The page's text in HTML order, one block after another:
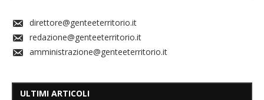
direttore@genteeterritorio.it
redazione@genteeterritorio.it
amministrazione@genteeterritorio.it
ULTIMI ARTICOLI